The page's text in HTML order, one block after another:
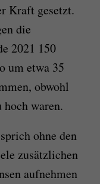
Kraft gesetzt.
die
2021 150
um etwa 35
obwohl
waren.
ohne den
zusätzlichen
aufnehmen